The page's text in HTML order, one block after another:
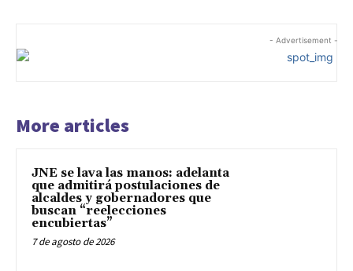
- Advertisement -
More articles
JNE se lava las manos: adelanta
que admitirá postulaciones de
alcaldes y gobernadores que
buscan “reelecciones
encubiertas”
7 de agosto de 2026